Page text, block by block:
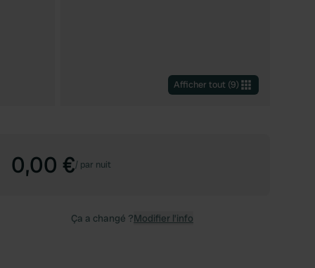
Afficher tout (9)
0,00 €/ par nuit
Ça a changé ?Modifier l’info